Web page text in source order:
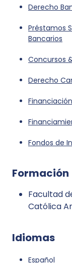
Derecho
Préstamos
Bancarios
Concursos
Derecho
Fondos de
Formación
Facultad
Católica
Idiomas
Español